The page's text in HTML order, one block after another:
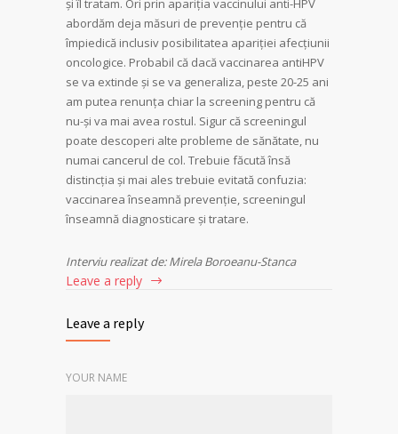
abordăm deja măsuri de prevenţie pentru că
împiedică inclusiv posibilitatea apariţiei afecţiunii
oncologice. Probabil că dacă vaccinarea antiHPV
se va extinde şi se va generaliza, peste 20-25 ani
am putea renunţa chiar la screening pentru că
nu-şi va mai avea rostul. Sigur că screeningul
poate descoperi alte probleme de să­nătate, nu
numai cancerul de col. Trebuie făcută însă
distincţia şi mai ales trebuie evitată confuzia:
vaccinarea înseamnă prevenţie, screeningul
înseamnă diagnosticare şi tratare.
Interviu realizat de: Mirela Boroeanu-Stanca
Leave a reply
Leave a reply
YOUR NAME